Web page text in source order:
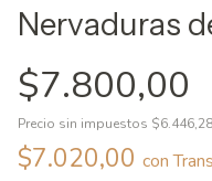
Nervaduras
$7.800,00
Precio sin impuestos $6.446,28
$7.020,00 con